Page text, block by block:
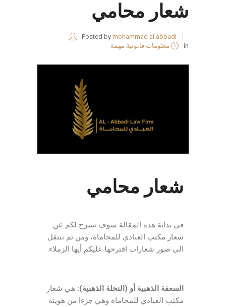
شعار محامي
Posted by mohammad al abbadi
in
معلومات قانونية مهمة
شعار محامي
في بداية هذه المقالة سوف نشرح لكم عن
شعار مكتب العبادي للمحاماة، ومن ثم ننتقل
الى صور شعارات اقترحها عليكم أيها الزملاء.
السعفة الذهبية أو (النخلة الذهبية): هي شعار
مكتب العبادي للمحاماة وهي جزءا من هويته